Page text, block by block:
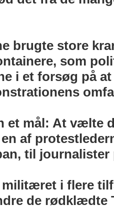
brugte store
som
i et forsøg på at
et mål: At vælte
af
til journalister
militæret i flere
de rødklædte